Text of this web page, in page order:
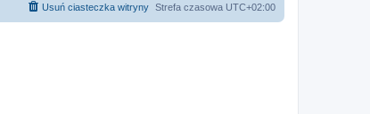
Strefa czasowa UTC+02:00
Usuń ciasteczka witryny